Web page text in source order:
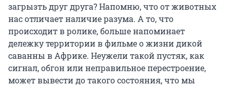
загрызть друг друга? Напомню, что от животных
нас отличает наличие разума. А то, что
происходит в ролике, больше напоминает
дележку территории в фильме о жизни дикой
саванны в Африке. Неужели такой пустяк, как
сигнал, обгон или неправильное перестроение,
может вывести до такого состояния, что мы